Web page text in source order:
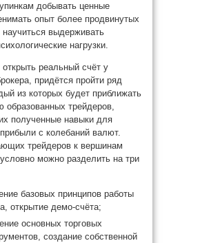
добывать ценные
опыт более продвинутых
научиться выдерживать
нагрузки.
реальный счёт у
придётся пройти ряд
из которых будет приближать
образованных трейдеров,
полученные навыки для
с колебаний валют.
трейдеров к вершинам
можно разделить на три
базовых принципов работы
открытие демо-счёта;
основных торговых
создание собственной